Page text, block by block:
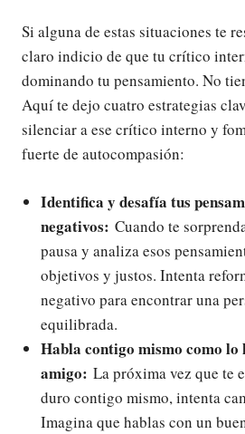
Si alguna de estas situaciones te
claro indicio de que tu crítico
dominando tu pensamiento. No
Aquí te dejo cuatro estrategias
silenciar a ese crítico interno y
fuerte de autocompasión:
Identifica y desafía tus
negativos: Cuando te
pausa y analiza esos
objetivos y justos. Intenta
negativo para encontrar una
equilibrada.
Habla contigo mismo como lo
amigo: La próxima vez que te
duro contigo mismo, intenta
Imagina que hablas con un